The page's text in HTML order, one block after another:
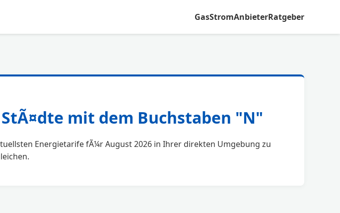
GasStromAnbieterRatgeber
mit dem Buchstaben "N"
Energietarife fÃ¼r August 2026 in Ihrer direkten Umgebung zu